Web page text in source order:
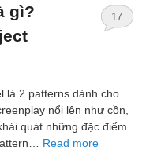
gì?
17
là 2 patterns dành cho
nổi lên như cồn,
quát những đặc điểm
Read more